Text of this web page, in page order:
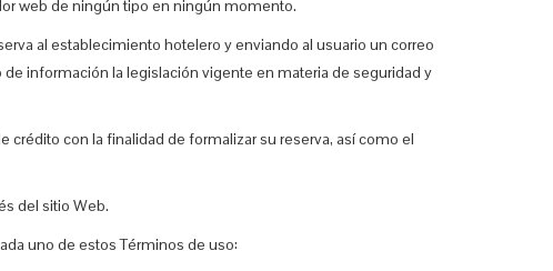
web de ningún tipo en ningún momento.
al establecimiento hotelero y enviando al usuario un correo
información la legislación vigente en materia de seguridad y
crédito con la finalidad de formalizar su reserva, así como el
del sitio Web.
uno de estos Términos de uso: